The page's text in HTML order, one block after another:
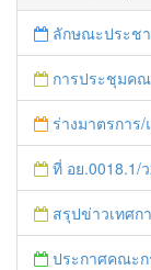
ลักษณะประช
การประชุมคณะกรมการจั
ร่างมาตรการ/แนวทาง ในก
ที่ อย.0018.1/ว2698 ลว.
สรุปข่าวเทศก
ประกาศคณะก